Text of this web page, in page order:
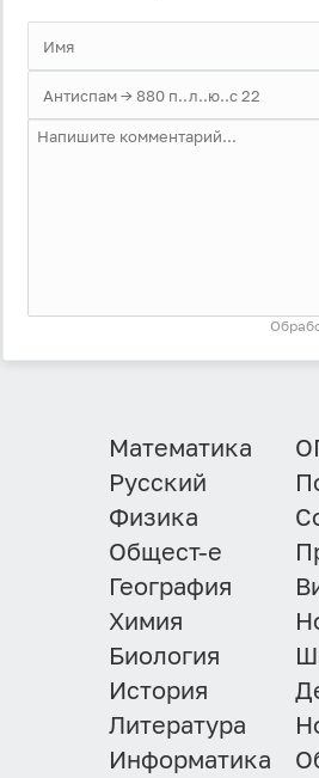
Математика
Русский
Физика
Общест-е
География
Химия
Биология
История
Литература
Информатика